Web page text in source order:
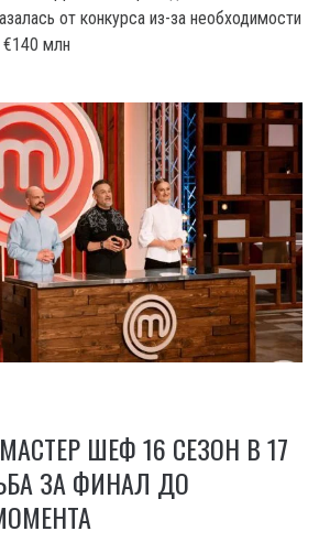
от конкурса из-за необходимости
млн
ШЕФ 16 СЕЗОН В 17
ЗА ФИНАЛ ДО